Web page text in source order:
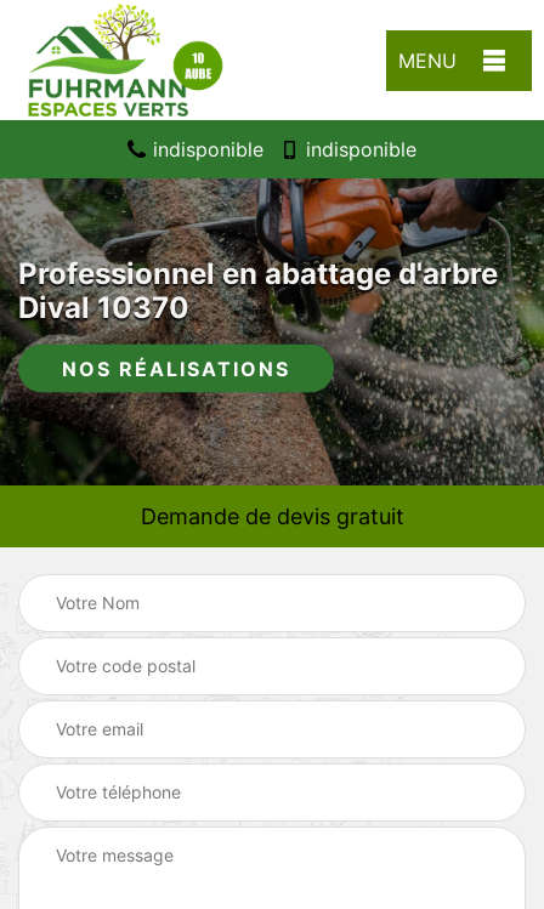
MENU
indisponible indisponible
Professionnel en abattage d'arbre
Dival 10370
NOS RÉALISATIONS
Demande de devis gratuit